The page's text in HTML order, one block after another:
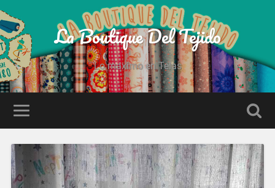
La Boutique Del Tejido
Lo maximo en Telas